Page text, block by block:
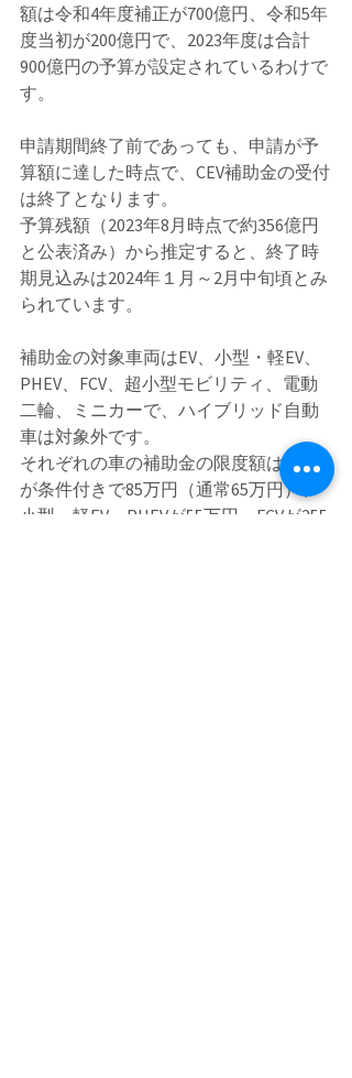
額は令和4年度補正が700億円、令和5年
度当初が200億円で、2023年度は合計
900億円の予算が設定されているわけで
す。
申請期間終了前であっても、申請が予
算額に達した時点で、CEV補助金の受付
は終了となります。
予算残額（2023年8月時点で約356億円
と公表済み）から推定すると、終了時
期見込みは2024年１月～2月中旬頃とみ
られています。
補助金の対象車両はEV、小型・軽EV、
PHEV、FCV、超小型モビリティ、電動
二輪、ミニカーで、ハイブリッド自動
車は対象外です。
それぞれの車の補助金の限度額は、EV
が条件付きで85万円（通常65万円）、
小型・軽EV、PHEVが55万円、FCVが255